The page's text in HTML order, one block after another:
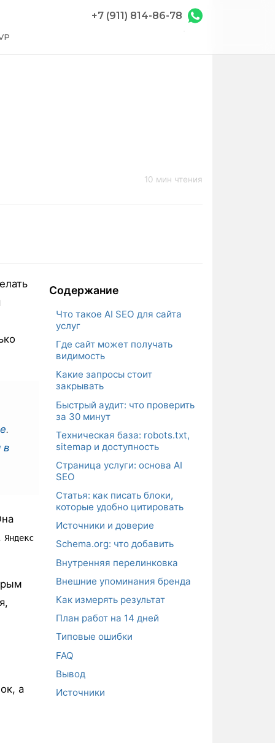
+7 (911) 814-86-78
10 мин чтения
Содержание
Что такое AI SEO для сайта
услуг
Где сайт может получать
видимость
Какие запросы стоит
закрывать
Быстрый аудит: что проверить
за 30 минут
Техническая база: robots.txt,
sitemap и доступность
Страница услуги: основа AI
SEO
Статья: как писать блоки,
которые удобно цитировать
Источники и доверие
Schema.org: что добавить
Внутренняя перелинковка
Внешние упоминания бренда
Как измерять результат
План работ на 14 дней
Типовые ошибки
FAQ
Вывод
Источники
.
в
Яндекс
а